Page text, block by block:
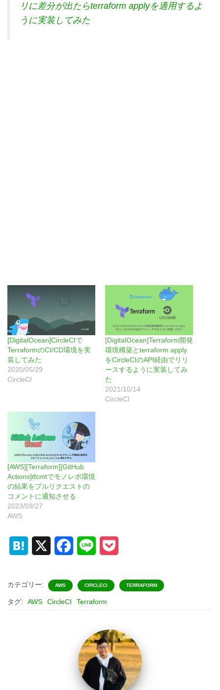
リに差分が出たらterraform applyを適用するよ
うに実装してみた
[DigitalOcean]CircleCIで
TerraformのCI/CD環境を実
装してみた
2020/05/29
CircleCI
[DigitalOcean]Terraform開発
環境構築とterraform apply
をCircleCIのAPI経由でリリ
ースするように実装してみ
た
2021/10/14
CircleCI
[AWS][Terraform][GitHub
Actions]tfcmtでモノレポ環境
の結果をプルリクエストの
コメントに通知させる
2023/09/27
AWS
t
e e
n
e
c
t
カテゴリー: AWS CIRCLECI TERRAFORM
タグ: AWS CircleCI Terraform